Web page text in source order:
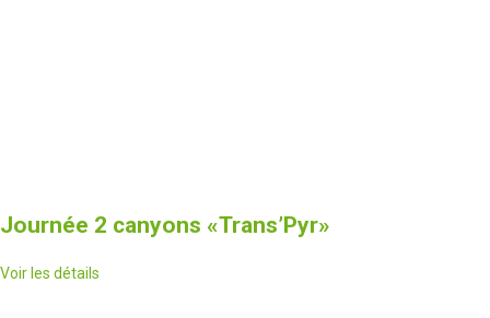
Journée 2 canyons «Trans’Pyr»
Voir les détails